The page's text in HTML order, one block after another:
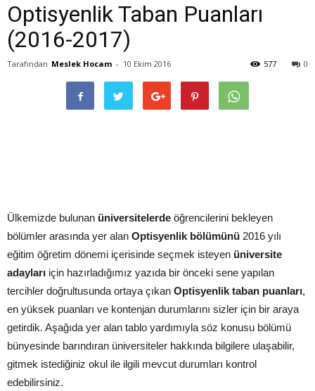
Optisyenlik Taban Puanları
(2016-2017)
Tarafından Meslek Hocam - 10 Ekim 2016 0
577
Ülkemizde bulunan üniversitelerde öğrencilerini bekleyen
bölümler arasında yer alan Optisyenlik bölümünü 2016 yılı
eğitim öğretim dönemi içerisinde seçmek isteyen üniversite
adayları için hazırladığımız yazıda bir önceki sene yapılan
tercihler doğrultusunda ortaya çıkan Optisyenlik taban puanları,
en yüksek puanları ve kontenjan durumlarını sizler için bir araya
getirdik. Aşağıda yer alan tablo yardımıyla söz konusu bölümü
bünyesinde barındıran üniversiteler hakkında bilgilere ulaşabilir,
gitmek istediğiniz okul ile ilgili mevcut durumları kontrol
edebilirsiniz.